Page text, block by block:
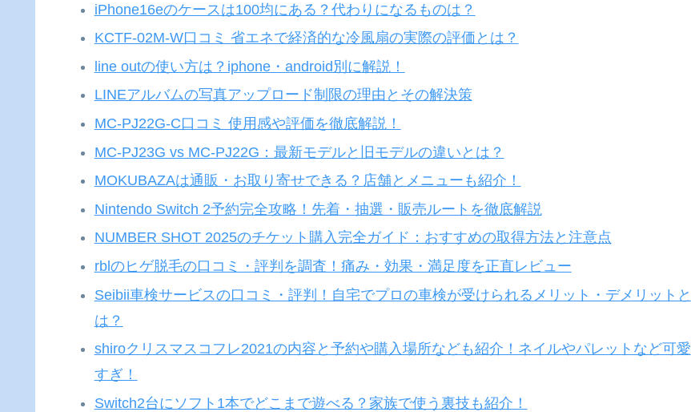
iPhone16eのケースは100均にある？代わりになるものは？
KCTF-02M-W口コミ 省エネで経済的な冷風扇の実際の評価とは？
line outの使い方は？iphone・android別に解説！
LINEアルバムの写真アップロード制限の理由とその解決策
MC-PJ22G-C口コミ 使用感や評価を徹底解説！
MC-PJ23G vs MC-PJ22G：最新モデルと旧モデルの違いとは？
MOKUBAZAは通販・お取り寄せできる？店舗とメニューも紹介！
Nintendo Switch 2予約完全攻略！先着・抽選・販売ルートを徹底解説
NUMBER SHOT 2025のチケット購入完全ガイド：おすすめの取得方法と注意点
rblのヒゲ脱毛の口コミ・評判を調査！痛み・効果・満足度を正直レビュー
Seibii車検サービスの口コミ・評判！自宅でプロの車検が受けられるメリット・デメリットと
は？
shiroクリスマスコフレ2021の内容と予約や購入場所なども紹介！ネイルやパレットなど可愛
すぎ！
Switch2台にソフト1本でどこまで遊べる？家族で使う裏技も紹介！